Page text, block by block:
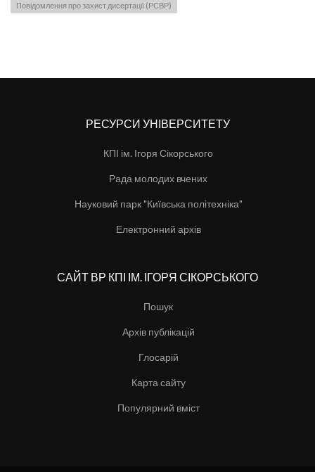
Повідомлення про захист дисертації (РСВР)
РЕСУРСИ УНІВЕРСИТЕТУ
КПІ ім. Ігоря Сікорського
Рада молодих вчених
Науковий парк "Київська політехніка"
Електронний архів
САЙТ ВР КПІ ІМ. ІГОРЯ СІКОРСЬКОГО
Пошук
Архів публікацій
Глосарій
Карта сайту
Популярний вміст